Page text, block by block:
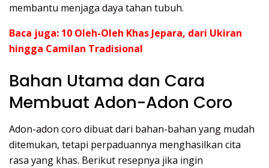
membantu menjaga daya tahan tubuh.
Baca juga: 10 Oleh-Oleh Khas Jepara, dari Ukiran
hingga Camilan Tradisional
Bahan Utama dan Cara
Membuat Adon-Adon Coro
Adon-adon coro dibuat dari bahan-bahan yang mudah
ditemukan, tetapi perpaduannya menghasilkan cita
rasa yang khas. Berikut resepnya jika ingin